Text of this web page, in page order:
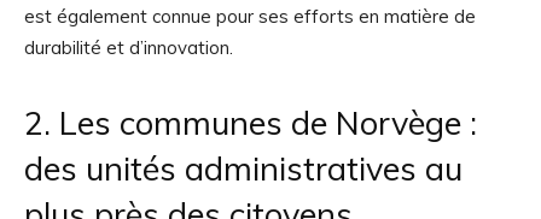
est également connue pour ses efforts en matière de
durabilité et d’innovation.
2. Les communes de Norvège :
des unités administratives au